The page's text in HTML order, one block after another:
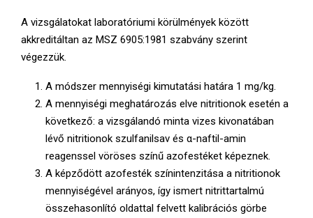
A vizsgálatokat laboratóriumi körülmények között
akkreditáltan az MSZ 6905:1981 szabvány szerint
végezzük.
A módszer mennyiségi kimutatási határa 1 mg/kg.
A mennyiségi meghatározás elve nitritionok esetén a
következő: a vizsgálandó minta vizes kivonatában
lévő nitritionok szulfanilsav és α-naftil-amin
reagenssel vöröses színű azofestéket képeznek.
A képződött azofesték színintenzitása a nitritionok
mennyiségével arányos, így ismert nitrittartalmú
összehasonlító oldattal felvett kalibrációs görbe